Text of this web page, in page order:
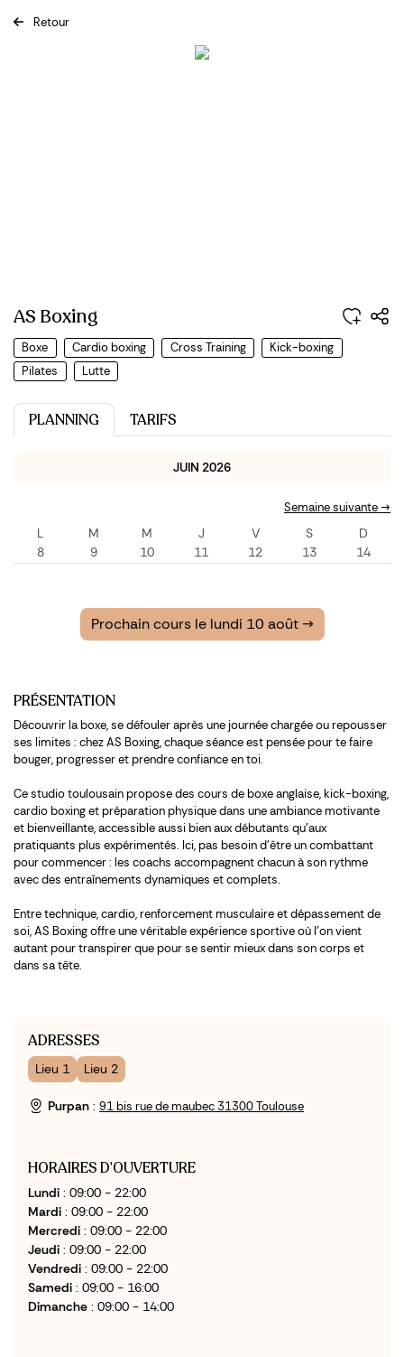
Retour
AS Boxing
Boxe Cardio boxing Cross Training
Kick-boxing
Pilates
Lutte
PLANNING TARIFS
JUIN 2026
Semaine suivante →
L
8
M
9
M
10
J
11
V
12
S
13
D
14
Prochain cours le lundi 10 août →
PRÉSENTATION
Découvrir la boxe, se défouler après une journée chargée ou repousser
ses limites : chez AS Boxing, chaque séance est pensée pour te faire
bouger, progresser et prendre confiance en toi.
Ce studio toulousain propose des cours de boxe anglaise, kick-boxing,
cardio boxing et préparation physique dans une ambiance motivante
et bienveillante, accessible aussi bien aux débutants qu’aux
pratiquants plus expérimentés. Ici, pas besoin d’être un combattant
pour commencer : les coachs accompagnent chacun à son rythme
avec des entraînements dynamiques et complets.
Entre technique, cardio, renforcement musculaire et dépassement de
soi, AS Boxing offre une véritable expérience sportive où l’on vient
autant pour transpirer que pour se sentir mieux dans son corps et
dans sa tête.
ADRESSES
Lieu 1 Lieu 2
Purpan : 91 bis rue de maubec 31300 Toulouse
HORAIRES D'OUVERTURE
Lundi : 09:00 - 22:00
Mardi : 09:00 - 22:00
Mercredi : 09:00 - 22:00
Jeudi : 09:00 - 22:00
Vendredi : 09:00 - 22:00
Samedi : 09:00 - 16:00
Dimanche : 09:00 - 14:00